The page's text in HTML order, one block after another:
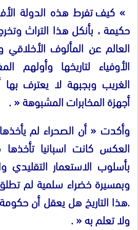
»كيف تفرط هذه الدولة
حكيمة ، بأنكل هذا التراث
العالم عن المألوف
الأوفياء لتاريخها وأولهم
الغريب وبجبهة لا يعترف
أجهزة المخابرات المشبوهة« .
وأكدت «أن الصحراء لم
العكس كانت اسبانيا
بأسلوب الاستعمار التقليدي
وبمسيرة خضراء سلمية لم
.هذا التاريخ هل يعقل أن
ولا تعلم به« .